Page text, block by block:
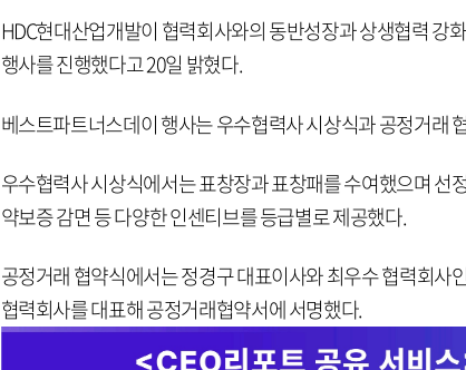
HDC현대산업개발이 협력회사와의 동반성장과 상생협력 강
행사를 진행했다고 20일 밝혔다.
베스트파트너스데이 행사는 우수협력사 시상식과 공정거래
우수협력사 시상식에서는 표창장과 표창패를 수여했으며 선
약보증 감면 등 다양한 인센티브를 등급별로 제공했다.
공정거래 협약식에서는 정경구 대표이사와 최우수 협력회사
협력회사를 대표해 공정거래협약서에 서명했다.